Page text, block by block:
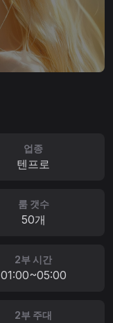
업종
텐프로
룸 갯수
50개
2부 시간
01:00~05:00
2부 주대